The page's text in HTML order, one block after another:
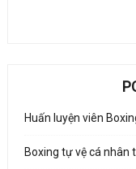
Huấn luyện viên
Boxing tự vệ cá nhân